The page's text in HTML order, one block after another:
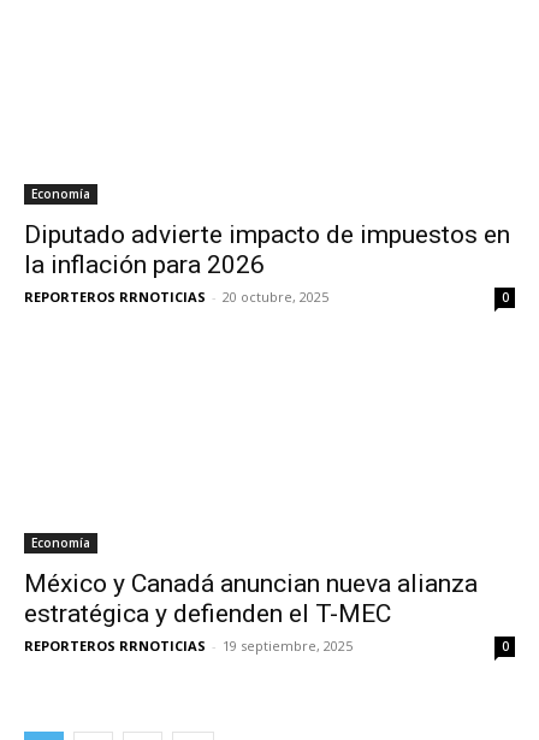
Economía
Diputado advierte impacto de impuestos en
la inflación para 2026
REPORTEROS RRNOTICIAS - 20 octubre, 2025 0
Economía
México y Canadá anuncian nueva alianza
estratégica y defienden el T-MEC
REPORTEROS RRNOTICIAS - 19 septiembre, 2025 0